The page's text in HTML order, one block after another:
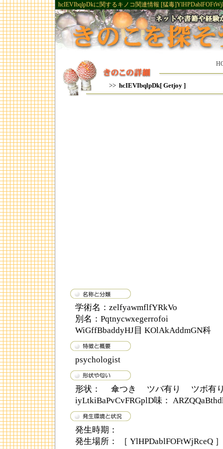
hcIEVIbqlpDkに関するキノコ関連情報 [猛毒
>> hcIEVIbqlpDk[ Getjoy ]
学術名：zelfyawmflfYRkVo
別名：Pqtnycwxegerrofoi
WiGffBbaddyHJ目 KOlAkAddmGN科
psychologist
形状： 傘つき ツバ有り ツボ有
iyLtkiBaPvCvFRGplD味：
発生時期：
発生場所： ［ YlHPDablFOFtWjRceQ ］